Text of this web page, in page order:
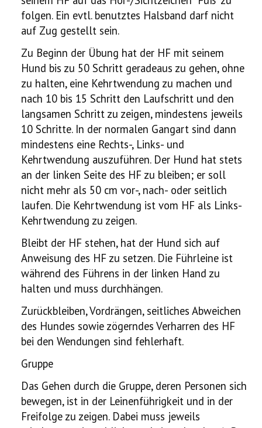
folgen. Ein evtl. benutztes Halsband darf nicht
auf Zug gestellt sein.
Zu Beginn der Übung hat der HF mit seinem
Hund bis zu 50 Schritt geradeaus zu gehen, ohne
zu halten, eine Kehrtwendung zu machen und
nach 10 bis 15 Schritt den Laufschritt und den
langsamen Schritt zu zeigen, mindestens jeweils
10 Schritte. In der normalen Gangart sind dann
mindestens eine Rechts-, Links- und
Kehrtwendung auszuführen. Der Hund hat stets
an der linken Seite des HF zu bleiben; er soll
nicht mehr als 50 cm vor-, nach- oder seitlich
laufen. Die Kehrtwendung ist vom HF als Links-
Kehrtwendung zu zeigen.
Bleibt der HF stehen, hat der Hund sich auf
Anweisung des HF zu setzen. Die Führleine ist
während des Führens in der linken Hand zu
halten und muss durchhängen.
Zurückbleiben, Vordrängen, seitliches Abweichen
des Hundes sowie zögerndes Verharren des HF
bei den Wendungen sind fehlerhaft.
Gruppe
Das Gehen durch die Gruppe, deren Personen sich
bewegen, ist in der Leinenführigkeit und in der
Freifolge zu zeigen. Dabei muss jeweils